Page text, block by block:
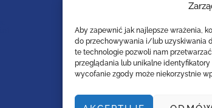
Aby zapewnić jak najlepsze wrażenia,
do przechowywania i/lub uzyskiwania
te technologie pozwoli nam
przeglądania lub unikalne
wycofanie zgody może niekorzystnie